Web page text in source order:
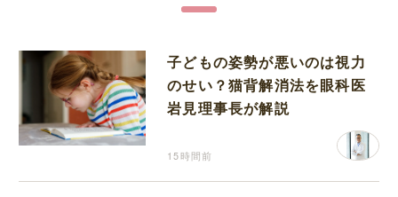
子どもの姿勢が悪いのは視力
のせい？猫背解消法を眼科医
岩見理事長が解説
15時間前